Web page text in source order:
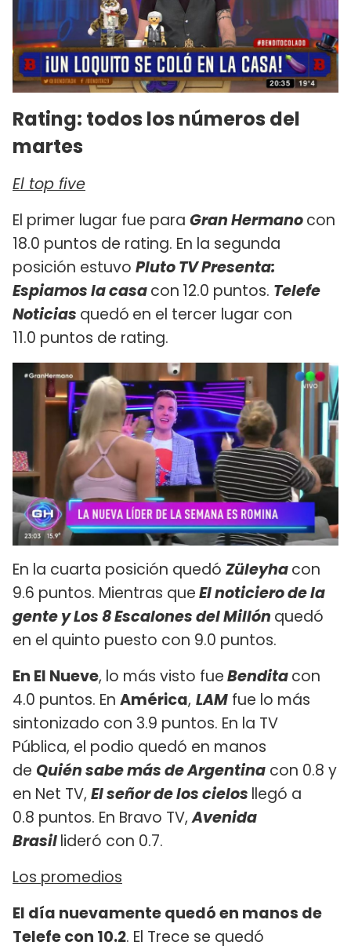
Rating: todos los números del
martes
El top five
El primer lugar fue para Gran Hermanocon
18.0 puntos de rating. En la segunda
posición estuvo Pluto TV Presenta:
Espiamos la casacon 12.0 puntos. Telefe
Noticias quedó en el tercer lugar con
11.0 puntos de rating.
En la cuarta posición quedó Züleyhacon
9.6 puntos. Mientras queEl noticiero de la
gentey Los 8 Escalones del Millón quedó
en el quinto puesto con 9.0 puntos.
En El Nueve, lo más visto fueBenditacon
4.0 puntos. En América, LAM fue lo más
sintonizado con 3.9 puntos. En la TV
Pública, el podio quedó en manos
de Quién sabe más de Argentina con 0.8 y
en Net TV, El señor de los cielos llegó a
0.8 puntos. En Bravo TV,Avenida
Brasillideró con 0.7.
Los promedios
El día nuevamente quedó en manos de
Telefe con 10.2. El Trece se quedó